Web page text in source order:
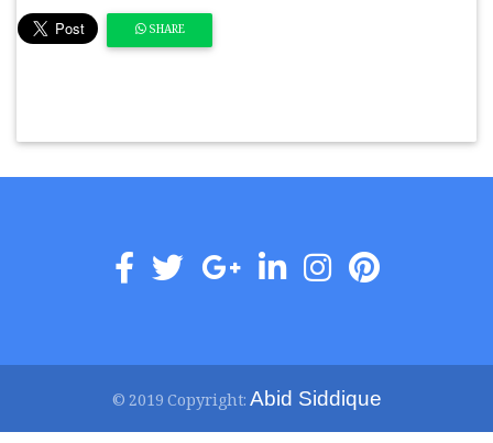
SHARE
© 2019 Copyright:Abid Siddique